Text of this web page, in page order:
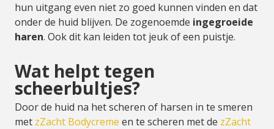
hun uitgang even niet zo goed kunnen vinden en dat
onder de huid blijven. De zogenoemde ingegroeide
haren. Ook dit kan leiden tot jeuk of een puistje.
Wat helpt tegen
scheerbultjes?
Door de huid na het scheren of harsen in te smeren
met zZacht Bodycreme en te scheren met de zZacht